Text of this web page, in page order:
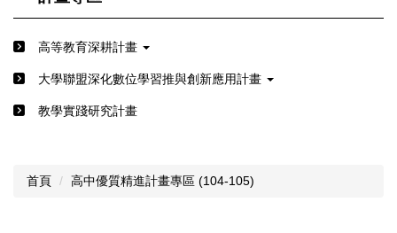
高等教育深耕計畫
⼤學聯盟深化數位學習推與創新應⽤計畫
教學實踐研究計畫
首頁 高中優質精進計畫專區 (104-105)